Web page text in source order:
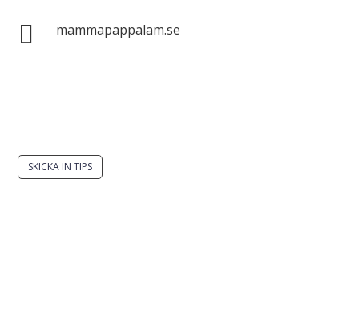
 mammapappalam.se
SKICKA IN TIPS